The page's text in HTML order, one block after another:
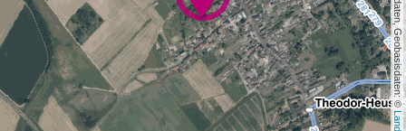
, Kartendaten, Geobasisdaten: ©